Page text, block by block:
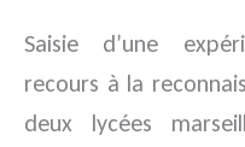
Saisie d’une
recours à la
deux lycées